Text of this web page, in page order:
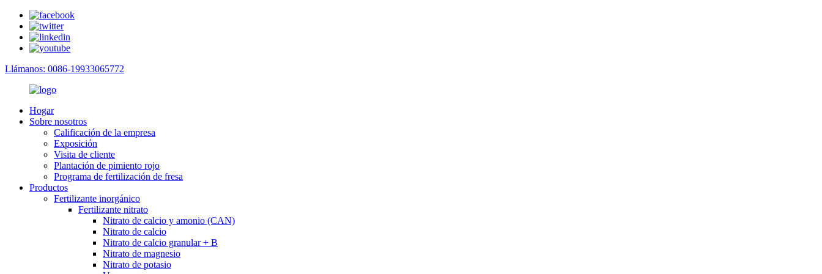
Llámanos: 0086-19933065772
Hogar
Sobre nosotros
Calificación de la empresa
Exposición
Visita de cliente
Plantación de pimiento rojo
Programa de fertilización de fresa
Productos
Fertilizante inorgánico
Fertilizante nitrato
Nitrato de calcio y amonio (CAN)
Nitrato de calcio
Nitrato de calcio granular + B
Nitrato de magnesio
Nitrato de potasio